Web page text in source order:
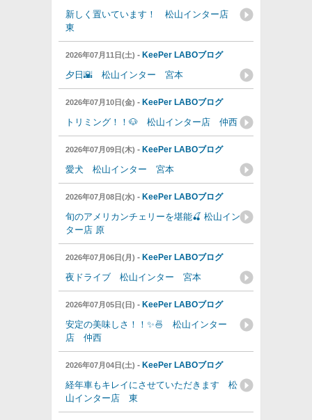
新しく置いています！ 松山インター店
東
2026年07月11日(土) - KeePer LABOブログ
夕日🌇 松山インター 宮本
2026年07月10日(金) - KeePer LABOブログ
トリミング！！🐶 松山インター店 仲西
2026年07月09日(木) - KeePer LABOブログ
愛犬 松山インター 宮本
2026年07月08日(水) - KeePer LABOブログ
旬のアメリカンチェリーを堪能🍒 松山イン
ター店 原
2026年07月06日(月) - KeePer LABOブログ
夜ドライブ 松山インター 宮本
2026年07月05日(日) - KeePer LABOブログ
安定の美味しさ！！✨🍜 松山インター
店 仲西
2026年07月04日(土) - KeePer LABOブログ
経年車もキレイにさせていただきます 松
山インター店 東